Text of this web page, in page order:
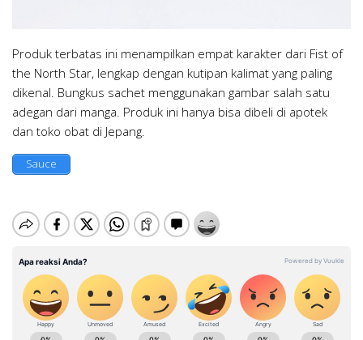
Produk terbatas ini menampilkan empat karakter dari Fist of
the North Star, lengkap dengan kutipan kalimat yang paling
dikenal. Bungkus sachet menggunakan gambar salah satu
adegan dari manga. Produk ini hanya bisa dibeli di apotek
dan toko obat di Jepang.
Sauce